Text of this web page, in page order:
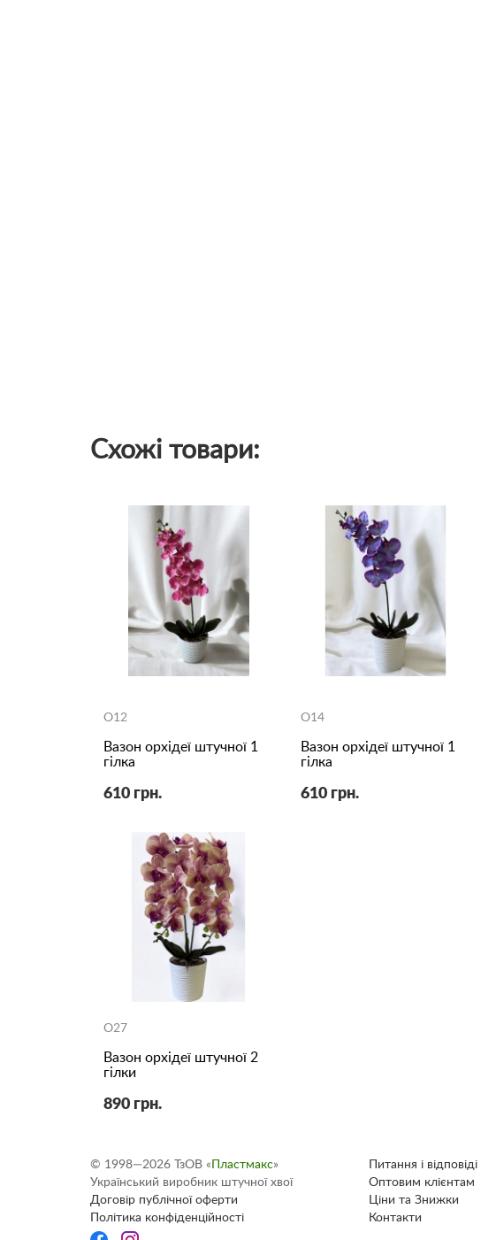
Схожі товари:
O12
Вазон орхідеї штучної 1
гілка
610 грн.
O14
Вазон орхідеї штучної 1
гілка
610 грн.
O27
Вазон орхідеї штучної 2
гілки
890 грн.
Питання і відповіді
Оптовим клієнтам
Ціни та Знижки
Контакти
© 1998—2026 ТзОВ « Пластмакс»
Український виробник штучної хвої
Договір публічної оферти
Політика конфіденційності